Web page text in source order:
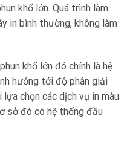
khổ lớn. Quá trình làm
in bình thường, không làm
khổ lớn đó chính là hệ
hưởng tới độ phân giải
chọn các dịch vụ in màu
sở đó có hệ thống đầu